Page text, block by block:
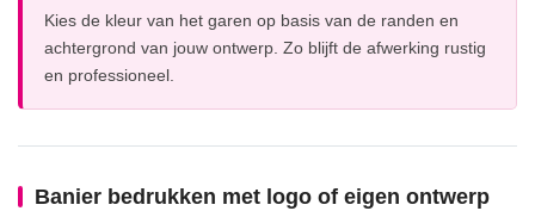
Kies de kleur van het garen op basis van de randen en
achtergrond van jouw ontwerp. Zo blijft de afwerking rustig
en professioneel.
Banier bedrukken met logo of eigen ontwerp